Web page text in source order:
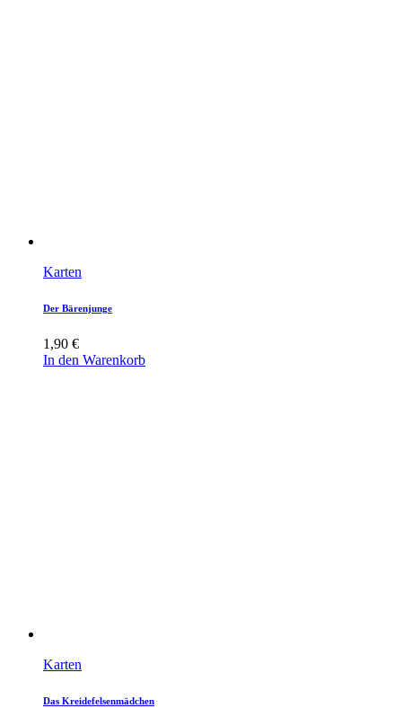
Karten
Der Bärenjunge
1,90 €
In den Warenkorb
Karten
Das Kreidefelsenmädchen